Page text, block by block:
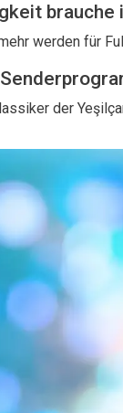
brauche
werden für
der